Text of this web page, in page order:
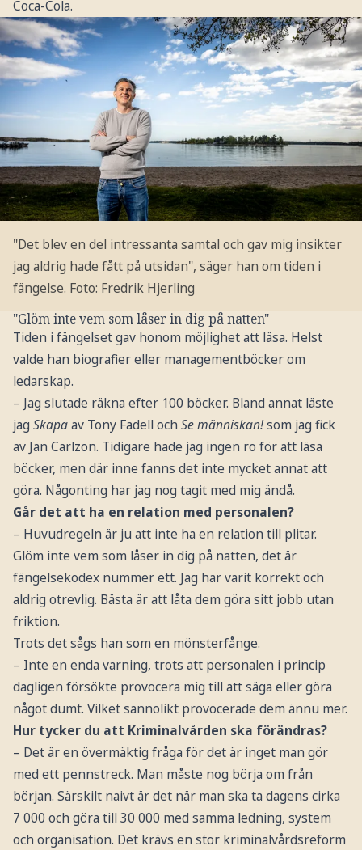
Coca-Cola.
"Det blev en del intressanta samtal och gav mig insikter
jag aldrig hade fått på utsidan", säger han om tiden i
fängelse. Foto: Fredrik Hjerling
"Glöm inte vem som låser in dig på natten"
Tiden i fängelset gav honom möjlighet att läsa. Helst
valde han biografier eller managementböcker om
ledarskap.
– Jag slutade räkna efter 100 böcker. Bland annat läste
jag Skapaav Tony Fadell och Se människan!som jag fick
av Jan Carlzon. Tidigare hade jag ingen ro för att läsa
böcker, men där inne fanns det inte mycket annat att
göra. Någonting har jag nog tagit med mig ändå.
Går det att ha en relation med personalen?
– Huvudregeln är ju att inte ha en relation till plitar.
Glöm inte vem som låser in dig på natten, det är
fängelsekodex nummer ett. Jag har varit korrekt och
aldrig otrevlig. Bästa är att låta dem göra sitt jobb utan
friktion.
Trots det sågs han som en mönsterfånge.
– Inte en enda varning, trots att personalen i princip
dagligen försökte provocera mig till att säga eller göra
något dumt. Vilket sannolikt provocerade dem ännu mer.
Hur tycker du att Kriminalvården ska förändras?
– Det är en övermäktig fråga för det är inget man gör
med ett pennstreck. Man måste nog börja om från
början. Särskilt naivt är det när man ska ta dagens cirka
7 000 och göra till 30 000 med samma ledning, system
och organisation. Det krävs en stor kriminalvårdsreform